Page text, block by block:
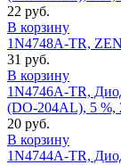
22 руб.
В корзину
1N4748A-TR,
31 руб.
В корзину
1N4746A-TR,
(DO-204AL), 5 %,
20 руб.
В корзину
1N4744A-TR,